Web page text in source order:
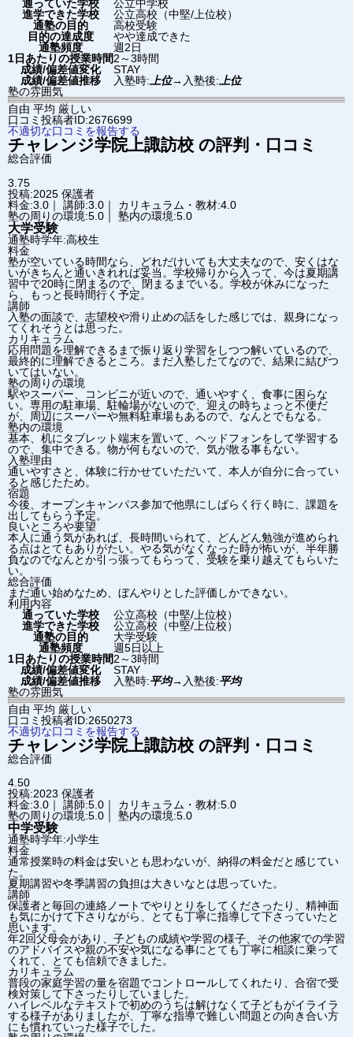
通っていた学校
公立中学校
進学できた学校
公立高校（中堅/上位校）
通塾の目的
高校受験
目的の達成度
やや達成できた
通塾頻度
週2日
1日あたりの授業時間2～3時間
成績/偏差値変化
STAY
成績/偏差値推移
入塾時:上位→ 入塾後:上位
塾の雰囲気
自由 平均 厳しい
口コミ投稿者ID:2676699
不適切な口コミを報告する
チャレンジ学院上諏訪校 の評判・口コミ
総合評価
3.75
投稿:2025 保護者
料金:3.0｜ 講師:3.0｜ カリキュラム・教材:4.0
塾の周りの環境:5.0｜ 塾内の環境:5.0
大学受験
通塾時学年:高校生
料金
塾が空いている時間なら、どれだけいても大丈夫なので、安くはな
いがきちんと通いきれれば妥当。学校帰りから入って、今は夏期講
習中で20時に閉まるので、閉まるまでいる。学校が休みになった
ら、もっと長時間行く予定。
講師
入塾の面談で、志望校や滑り止めの話をした感じでは、親身になっ
てくれそうとは思った。
カリキュラム
応用問題を理解できるまで振り返り学習をしつつ解いているので、
最終的に理解できるところ。まだ入塾したてなので、結果に結びつ
いてはいない。
塾の周りの環境
駅やスーパー、コンビニが近いので、通いやすく、食事に困らな
い。専用の駐車場、駐輪場がないので、迎えの時ちょっと不便だ
が、周辺にスーパーや無料駐車場もあるので、なんとでもなる。
塾内の環境
基本、机にタブレット端末を置いて、ヘッドフォンをして学習する
ので、集中できる。物が何もないので、気が散る事もない。
入塾理由
通いやすさと、体験に行かせていただいて、本人が自分に合ってい
ると感じたため。
宿題
今後、オープンキャンパス参加で他県にしばらく行く時に、課題を
出してもらう予定。
良いところや要望
本人に通う気があれば、長時間いられて、どんどん勉強が進められ
る点はとてもありがたい。やる気がなくなった時が怖いが、半年勝
負なのでなんとか引っ張ってもらって、受験を乗り越えてもらいた
い。
総合評価
まだ通い始めなため、ぼんやりとした評価しかできない。
利用内容
通っていた学校
公立高校（中堅/上位校）
進学できた学校
公立高校（中堅/上位校）
通塾の目的
大学受験
通塾頻度
週5日以上
1日あたりの授業時間2～3時間
成績/偏差値変化
STAY
成績/偏差値推移
入塾時:平均→ 入塾後:平均
塾の雰囲気
自由 平均 厳しい
口コミ投稿者ID:2650273
不適切な口コミを報告する
チャレンジ学院上諏訪校 の評判・口コミ
総合評価
4.50
投稿:2023 保護者
料金:3.0｜ 講師:5.0｜ カリキュラム・教材:5.0
塾の周りの環境:5.0｜ 塾内の環境:5.0
中学受験
通塾時学年:小学生
料金
通常授業時の料金は安いとも思わないが、納得の料金だと感じてい
た。
夏期講習や冬季講習の負担は大きいなとは思っていた。
講師
保護者と毎回の連絡ノートでやりとりをしてくださったり、精神面
も気にかけて下さりながら、とても丁寧に指導して下さっていたと
思います。
年2回父母会があり、子どもの成績や学習の様子、その他家での学習
のアドバイスや親の不安や気になる事にとても丁寧に相談に乗って
くれて、とても信頼できました。
カリキュラム
普段の家庭学習の量を宿題でコントロールしてくれたり、合宿で受
検対策して下さったりしていました。
ハイレベルなテキストで初めのうちは解けなくて子どもがイライラ
する様子がありましたが、丁寧な指導で難しい問題との向き合い方
にも慣れていった様子でした。